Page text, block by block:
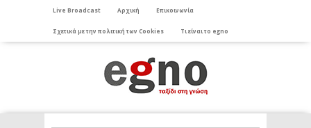
Live Broadcast Αρχική Επικοινωνία
Σχετικά με την πολιτική των Cookies Τι είναι το egno